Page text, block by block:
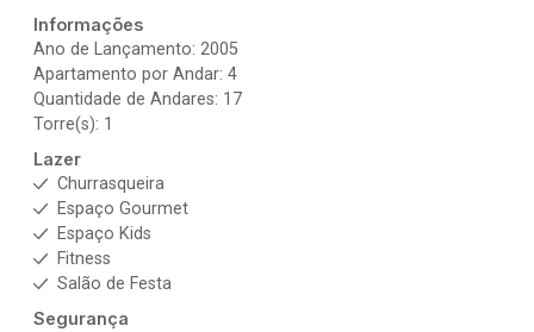
Informações
Ano de Lançamento: 2005
Apartamento por Andar: 4
Quantidade de Andares: 17
Torre(s): 1
Lazer
Churrasqueira
Espaço Gourmet
Espaço Kids
Fitness
Salão de Festa
Segurança